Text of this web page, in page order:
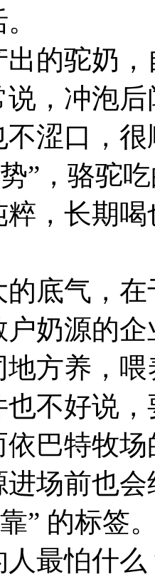
的驼奶
，冲泡
涩口，
”，骆驼
粹，长期
底气，
户奶源的
方养，
不好说
巴特牧
进场前也
” 的标签
最怕什